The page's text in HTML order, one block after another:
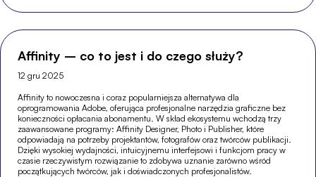
Affinity – co to jest i do czego służy?
12 gru 2025
Affinity to nowoczesna i coraz popularniejsza alternatywa dla
oprogramowania Adobe, oferująca profesjonalne narzędzia graficzne bez
konieczności opłacania abonamentu. W skład ekosystemu wchodzą trzy
zaawansowane programy: Affinity Designer, Photo i Publisher, które
odpowiadają na potrzeby projektantów, fotografów oraz twórców publikacji.
Dzięki wysokiej wydajności, intuicyjnemu interfejsowi i funkcjom pracy w
czasie rzeczywistym rozwiązanie to zdobywa uznanie zarówno wśród
początkujących twórców, jak i doświadczonych profesjonalistów.